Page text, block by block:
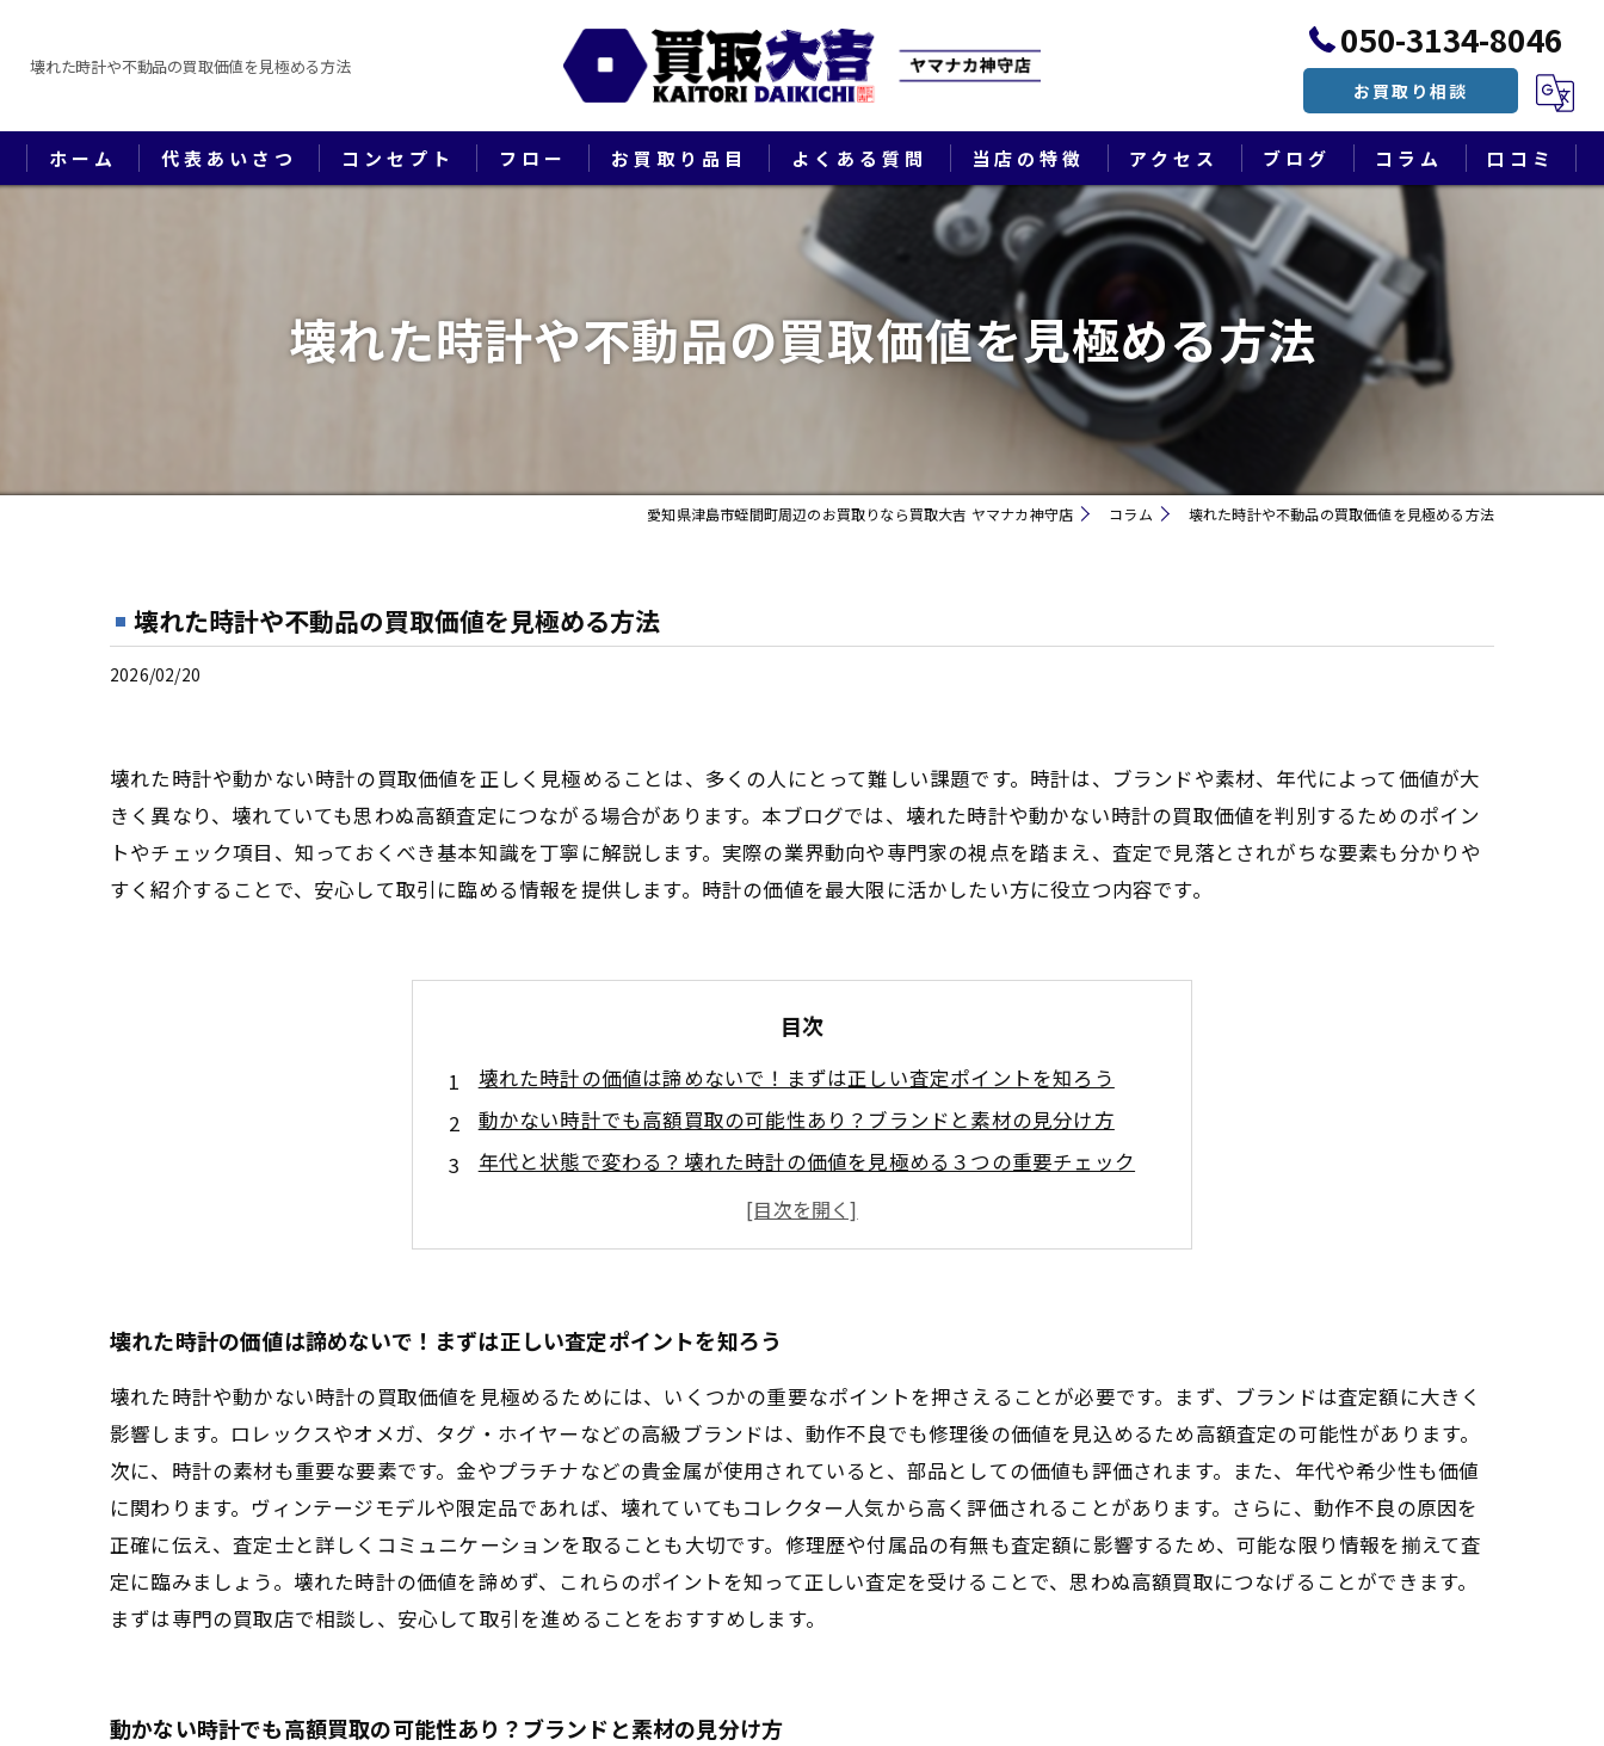
壊れた時計や不動品の買取価値を見極める方法
050-3134-8046
お買取り相談
ホーム 代表あいさつ コンセプト フロー お買取り品目 よくある質問 当店の特徴
ブランド
貴金属
切手
生前整理・遺品整理・終活
アクセス
漫画特集
ブログ コラム 口コミ
壊れた時計や不動品の買取価値を見極める方法
愛知県津島市蛭間町周辺のお買取りなら買取大吉 ヤマナカ神守店 コラム 壊れた時計や不動品の買取価値を見極める方法
壊れた時計や不動品の買取価値を見極める方法
2026/02/20
壊れた時計や動かない時計の買取価値を正しく見極めることは、多くの人にとって難しい課題です。時計は、ブランドや素材、年代によって価値が大
きく異なり、壊れていても思わぬ高額査定につながる場合があります。本ブログでは、壊れた時計や動かない時計の買取価値を判別するためのポイン
トやチェック項目、知っておくべき基本知識を丁寧に解説します。実際の業界動向や専門家の視点を踏まえ、査定で見落とされがちな要素も分かりや
すく紹介することで、安心して取引に臨める情報を提供します。時計の価値を最大限に活かしたい方に役立つ内容です。
目次
壊れた時計の価値は諦めないで！まずは正しい査定ポイントを知ろう
動かない時計でも高額買取の可能性あり？ブランドと素材の見分け方
年代と状態で変わる？壊れた時計の価値を見極める３つの重要チェック
査定で見落とされがちなポイントを専門家が解説！買取で損しないために
安心して売るための知識まとめ！壊れた時計の価値を最大化するコツ
実例で学ぶ！壊れた時計の高価買取を実現した成功ストーリー
壊れた時計の価値は諦めないで！まずは正しい査定ポイントを知ろう
壊れた時計や動かない時計の買取価値を見極めるためには、いくつかの重要なポイントを押さえることが必要です。まず、ブランドは査定額に大きく
影響します。ロレックスやオメガ、タグ・ホイヤーなどの高級ブランドは、動作不良でも修理後の価値を見込めるため高額査定の可能性があります。
次に、時計の素材も重要な要素です。金やプラチナなどの貴金属が使用されていると、部品としての価値も評価されます。また、年代や希少性も価値
に関わります。ヴィンテージモデルや限定品であれば、壊れていてもコレクター人気から高く評価されることがあります。さらに、動作不良の原因を
正確に伝え、査定士と詳しくコミュニケーションを取ることも大切です。修理歴や付属品の有無も査定額に影響するため、可能な限り情報を揃えて査
定に臨みましょう。壊れた時計の価値を諦めず、これらのポイントを知って正しい査定を受けることで、思わぬ高額買取につなげることができます。
まずは専門の買取店で相談し、安心して取引を進めることをおすすめします。
動かない時計でも高額買取の可能性あり？ブランドと素材の見分け方